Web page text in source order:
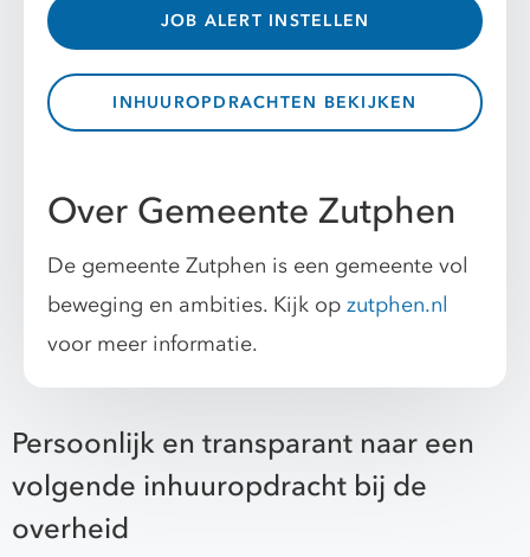
JOB ALERT INSTELLEN
INHUUROPDRACHTEN BEKIJKEN
Over Gemeente Zutphen
De gemeente Zutphen is een gemeente vol
beweging en ambities. Kijk op zutphen.nl
voor meer informatie.
Persoonlijk en transparant naar een
volgende inhuuropdracht bij de
overheid